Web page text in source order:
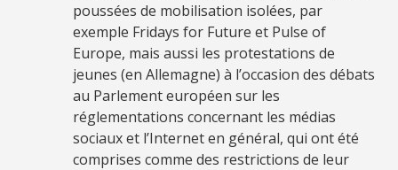
poussées de mobilisation isolées, par
exemple Fridays for Future et Pulse of
Europe, mais aussi les protestations de
jeunes (en Allemagne) à l’occasion des débats
au Parlement européen sur les
réglementations concernant les médias
sociaux et l’Internet en général, qui ont été
comprises comme des restrictions de leur